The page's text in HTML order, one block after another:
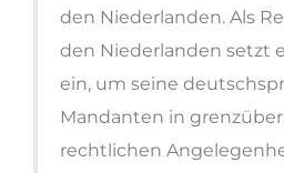
den Niederlanden. Als
den Niederlanden setzt
ein, um seine
Mandanten in
rechtlichen